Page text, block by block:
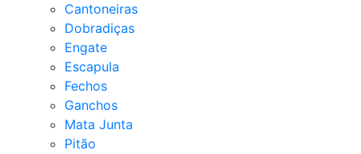
Cantoneiras
Dobradiças
Engate
Escapula
Fechos
Ganchos
Mata Junta
Pitão